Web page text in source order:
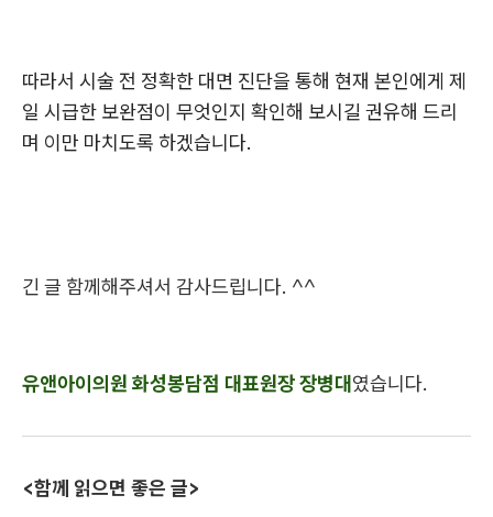
따라서 시술 전 정확한 대면 진단을 통해 현재 본인에게 제
일 시급한 보완점이 무엇인지 확인해 보시길 권유해 드리
며 이만 마치도록 하겠습니다.
긴 글 함께해주셔서 감사드립니다. ^^
유앤아이의원 화성봉담점 대표원장 장병대였습니다.
<함께 읽으면 좋은 글>